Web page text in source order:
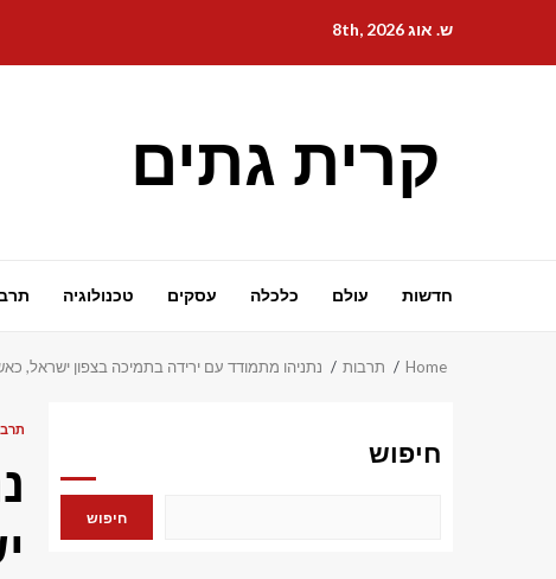
content
ש. אוג 8th, 2026
קרית גתים
חדשות עולם כלכלה עסקים טכנולוגיה
Home תרבות נתניהו מתמודד עם ירידה בתמיכה בצפון ישראל,
חיפוש
חיפוש